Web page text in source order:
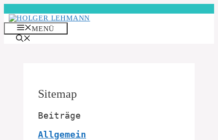
Inhalt
springen MENÜ
Sitemap
Beiträge
Allgemein